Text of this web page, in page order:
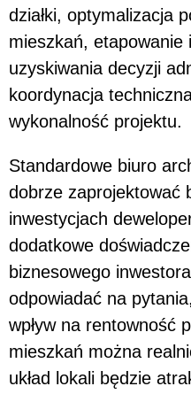
działki, optymalizacja
mieszkań, etapowanie
uzyskiwania decyzji
koordynacja
wykonalność projektu.
Standardowe biuro
dobrze zaprojektować
inwestycjach
dodatkowe
biznesowego
odpowiadać na
wpływ na rentowność
mieszkań można
układ lokali będzie